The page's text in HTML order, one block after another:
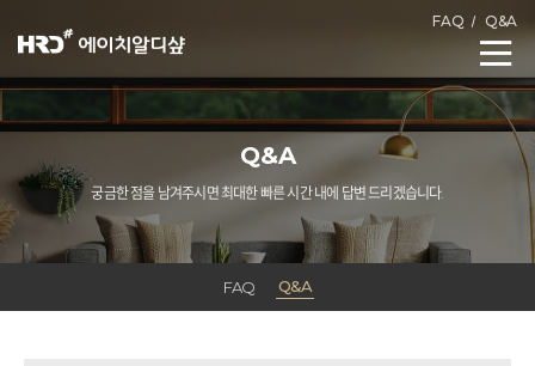
FAQ Q&A
Q&A
궁금한 점을 남겨주시면 최대한 빠른 시간 내에 답변 드리겠습니다.
FAQ Q&A